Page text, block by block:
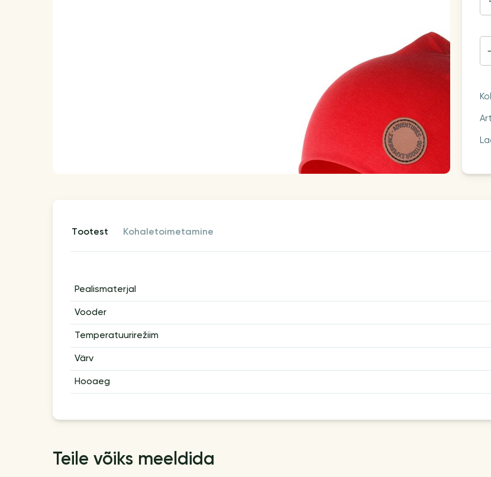
tootest kohaletoimetamine
Pealismaterjal
Vooder
Temperatuurirežiim
Värv
Hooaeg
Teile võiks meeldida